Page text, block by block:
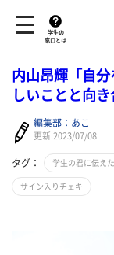
学生の
窓口とは
内山昂輝「自
しいことと向
編集部：あこ
更新:2023/07/08
タグ： 学生の君に伝え
サイン入りチェキ